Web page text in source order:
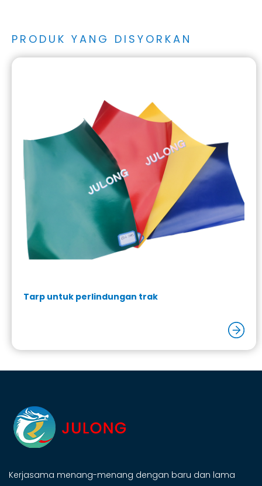
PRODUK YANG DISYORKAN
Tarp untuk perlindungan trak
Kerjasama menang-menang dengan baru dan lama